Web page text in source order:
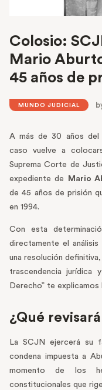
Colosio:
Mario
45 años de
MUNDO JUDICIAL
A más de 30 años del
caso vuelve a
Suprema Corte de
expediente de
Mario
de 45 años de prisión
en 1994.
Con esta
directamente el
una resolución
trascendencia jurídica
Derecho” te explicamos
¿Qué
La SCJN ejercerá su
condena impuesta a
momento de los
constitucionales que